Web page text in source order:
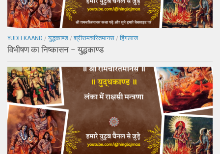
YUDH KAAND / युद्धकाण्ड / श्रीरामचरितमानस / हिंगलाज
विभीषण का निष्कासन – युद्धकाण्ड